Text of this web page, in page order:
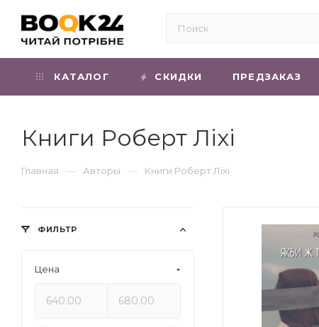
КАТАЛОГ СКИДКИ ПРЕДЗАКАЗ
Книги Роберт Ліхі
Главная — Авторы — Книги Роберт Ліхі
ФИЛЬТР
Цена